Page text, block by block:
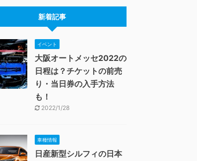
新着記事
イベント
大阪オートメッセ2022の
日程は？チケットの前売
り・当日券の入手方法
も！
2022/1/28
車種情報
日産新型シルフィの日本